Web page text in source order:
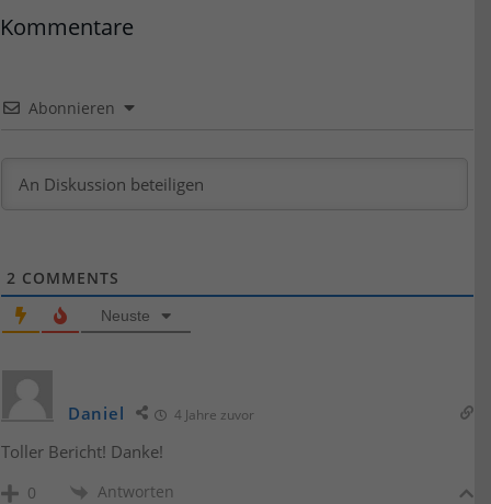
Kommentare
Abonnieren
2 COMMENTS
Neuste
Daniel 4 Jahre zuvor
Toller Bericht! Danke!
0 Antworten